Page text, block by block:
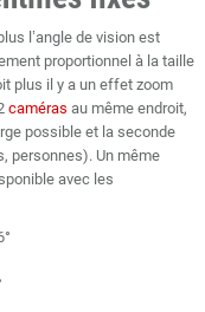
l’angle de vision est
proportionnel à la taille
plus il y a un effet zoom
caméras au même endroit,
possible et la seconde
personnes). Un même
avec les